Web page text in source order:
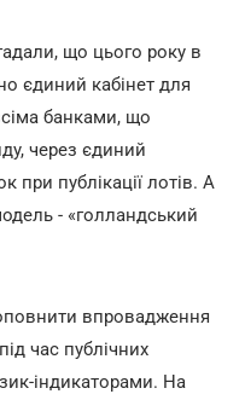
що цього року в
єдиний кабінет для
банками, що
через єдиний
при публікації лотів. А
- «голландський
впровадження
час публічних
індикаторами. На